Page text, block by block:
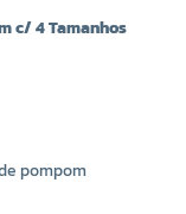
c/ 4 Tamanhos
pompom